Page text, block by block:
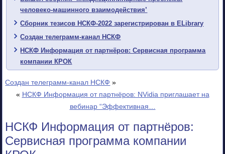
человеко-машинного взаимодействия’
Сборник тезисов НСКФ-2022 зарегистрирован в ELibrary
Создан телеграмм-канал НСКФ
НСКФ Информация от партнёров: Сервисная программа
компании КРОК
Создан телеграмм-канал НСКФ »
« НСКФ Информация от партнёров: NVidia приглашает на
вебинар “Эффективная…
НСКФ Информация от партнёров:
Сервисная программа компании